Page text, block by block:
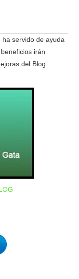
ha servido de ayuda
irán
del Blog.